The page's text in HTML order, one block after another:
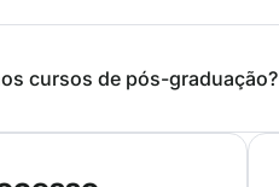
cursos de pós-graduação?